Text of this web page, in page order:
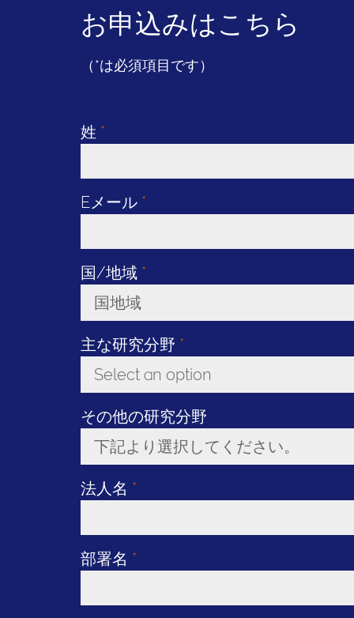
お申込みはこちら
（*は必須項目です）
姓 *
Eメール *
国/地域 *
国地域
Toggle Dropdown
主な研究分野 *
Select an option
Toggle Dropdown
その他の研究分野
下記より選択してください。
Toggle Dropdown
法人名 *
部署名 *